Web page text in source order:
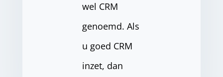
wel CRM
genoemd. Als
u goed CRM
inzet, dan